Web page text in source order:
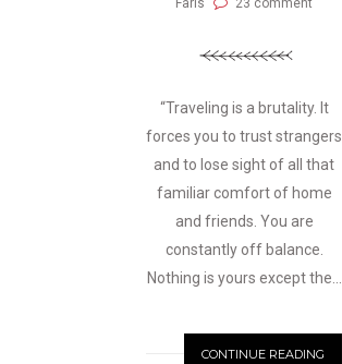
Faris
23 comment
“Traveling is a brutality. It
forces you to trust strangers
and to lose sight of all that
familiar comfort of home
and friends. You are
constantly off balance.
Nothing is yours except the...
CONTINUE READING